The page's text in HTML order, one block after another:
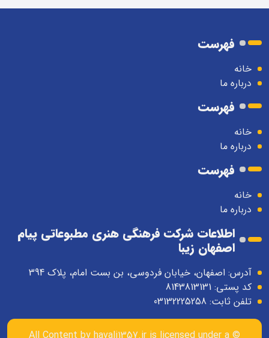
فهرست
خانه
درباره ما
فهرست
خانه
درباره ما
فهرست
خانه
درباره ما
اطلاعات شرکت فرهنگی هنری مطبوعاتی پیام
اصفهان زیبا
آدرس: اصفهان، خیابان فردوسی، بن بست امام، پلاک 394
کد پستی: 8143813131
تلفن ثابت: 03132225258